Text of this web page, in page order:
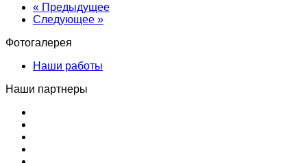
« Предыдущее
Следующее »
Фотогалерея
Наши работы
Наши партнеры